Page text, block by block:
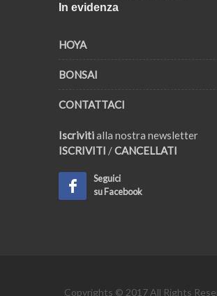
In evidenza
HOYA
BONSAI
CONTATTACI
Iscrivitialla nostra newsletter
ISCRIVITI /CANCELLATI
Seguici
su Facebook
Copyrights © 2017 All Rights